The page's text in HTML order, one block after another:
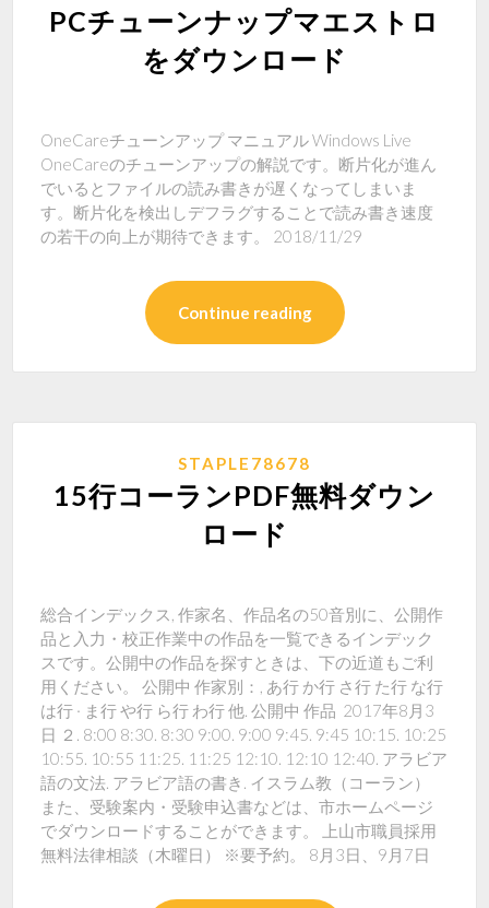
PCチューンナップマエストロ
をダウンロード
OneCareチューンアップ マニュアル Windows Live
OneCareのチューンアップの解説です。断片化が進ん
でいるとファイルの読み書きが遅くなってしまいま
す。断片化を検出しデフラグすることで読み書き速度
の若干の向上が期待できます。 2018/11/29
Continue reading
STAPLE78678
15行コーランPDF無料ダウン
ロード
総合インデックス, 作家名、作品名の50音別に、公開作
品と入力・校正作業中の作品を一覧できるインデック
スです。公開中の作品を探すときは、下の近道もご利
用ください。 公開中 作家別：, あ行 か行 さ行 た行 な行
は行 · ま行 や行 ら行 わ行 他. 公開中 作品 2017年8月3
日 ２. 8:00 8:30. 8:30 9:00. 9:00 9:45. 9:45 10:15. 10:25
10:55. 10:55 11:25. 11:25 12:10. 12:10 12:40. アラビア
語の文法. アラビア語の書き. イスラム教（コーラン）
また、受験案内・受験申込書などは、市ホームページ
でダウンロードすることができます。 上山市職員採用
無料法律相談（木曜日） ※要予約。 8月3日、9月7日